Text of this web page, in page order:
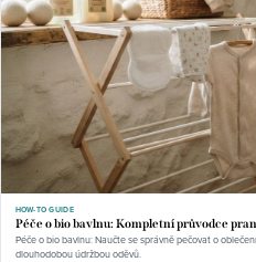
HOW-TO GUIDE
Péče o bio bavlnu: Kompletní průvodce
Péče o bio bavlnu: Naučte se správně pečovat o
dlouhodobou údržbou oděvů.